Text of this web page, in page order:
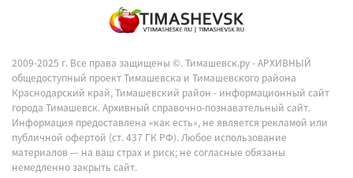
2009-2025 г. Все права защищены ©.Тимашевск.ру - АРХИВНЫЙ
общедоступный проект Тимашевска и Тимашевского района
Краснодарский край, Тимашевский район - информационный сайт
города Тимашевск. Архивный справочно-познавательный сайт.
Информация предоставлена «как есть», не является рекламой или
публичной офертой (ст. 437 ГК РФ). Любое использование
материалов — на ваш страх и риск; не согласные обязаны
немедленно закрыть сайт.